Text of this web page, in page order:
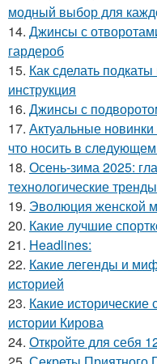
модный выбор для
14. Джинсы с
гардероб
15. Как сделать
инструкция
16. Джинсы с
17. Актуальные
что носить в
18. Осень-зима 2025:
технологические
19. Эволюция женской
20. Какие лучшие
21. Headlines:
22. Какие легенды и
историей
23. Какие
истории Кирова
24. Откройте для себя